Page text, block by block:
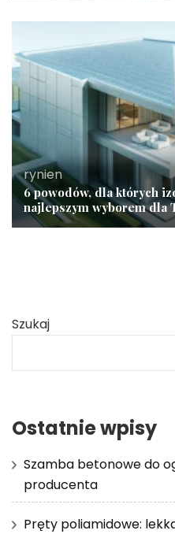
rynien
6 powodów, dla których
najlepszym wyborem dla
Szukaj
Ostatnie wpisy
Szamba betonowe do
producenta
Pręty poliamidowe: